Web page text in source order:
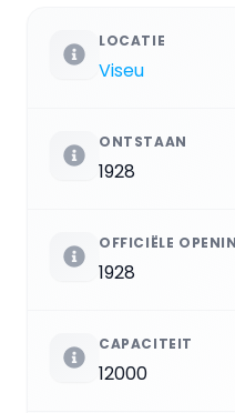
LOCATIE
Viseu
ONTSTAAN
1928
OFFICIËLE
1928
CAPACITEIT
12000